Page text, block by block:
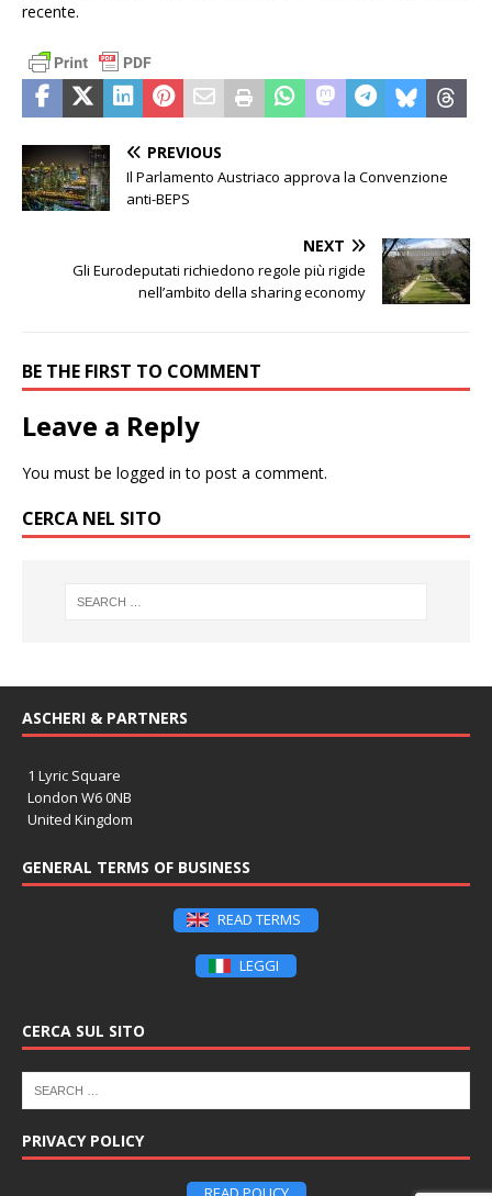
recente.
PREVIOUS
Il Parlamento Austriaco approva la Convenzione
anti-BEPS
NEXT
Gli Eurodeputati richiedono regole più rigide
nell’ambito della sharing economy
BE THE FIRST TO COMMENT
Leave a Reply
You must be logged in to post a comment.
CERCA NEL SITO
ASCHERI & PARTNERS
1 Lyric Square
London W6 0NB
United Kingdom
GENERAL TERMS OF BUSINESS
READ TERMS
LEGGI
CERCA SUL SITO
PRIVACY POLICY